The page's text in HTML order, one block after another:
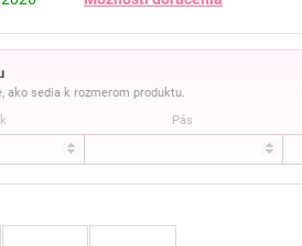
ako sedia k rozmerom produktu.
Pás